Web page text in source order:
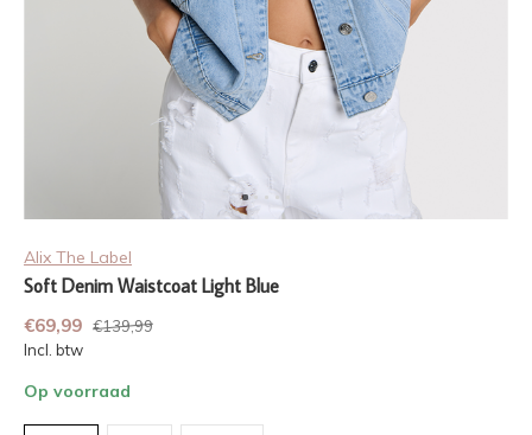
Alix The Label
Soft Denim Waistcoat Light Blue
€69,99 €139,99
Incl. btw
Op voorraad